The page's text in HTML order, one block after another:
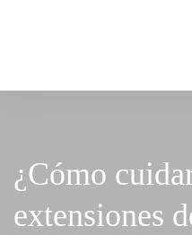
¿Cómo
extensiones